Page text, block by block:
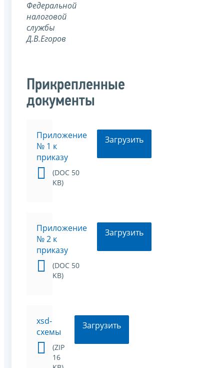
Федеральной
налоговой
службы
Д.В.Егоров
Прикрепленные
документы
Приложение
№ 1 к
приказу
(DOC 50
KB)
Загрузить
Приложение
№ 2 к
приказу
(DOC 50
KB)
Загрузить
xsd-
схемы
(ZIP
16
Загрузить